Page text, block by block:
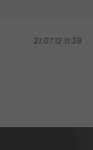
21.07.12 11:38